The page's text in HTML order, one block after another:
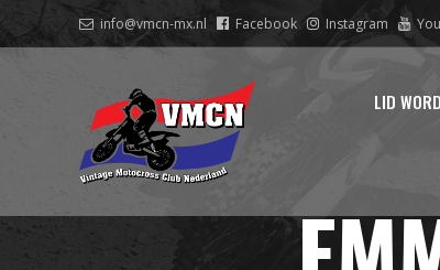
info@vmcn-mx.nl Facebook Instagram
LID